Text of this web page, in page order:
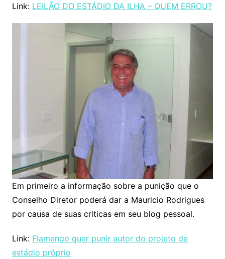
Link: LEILÃO DO ESTÁDIO DA ILHA – QUEM ERROU?
Em primeiro a informação sobre a punição que o
Conselho Diretor poderá dar a Mauricio Rodrigues
por causa de suas criticas em seu blog pessoal.
Link: Flamengo quer punir autor do projeto de
estádio próprio